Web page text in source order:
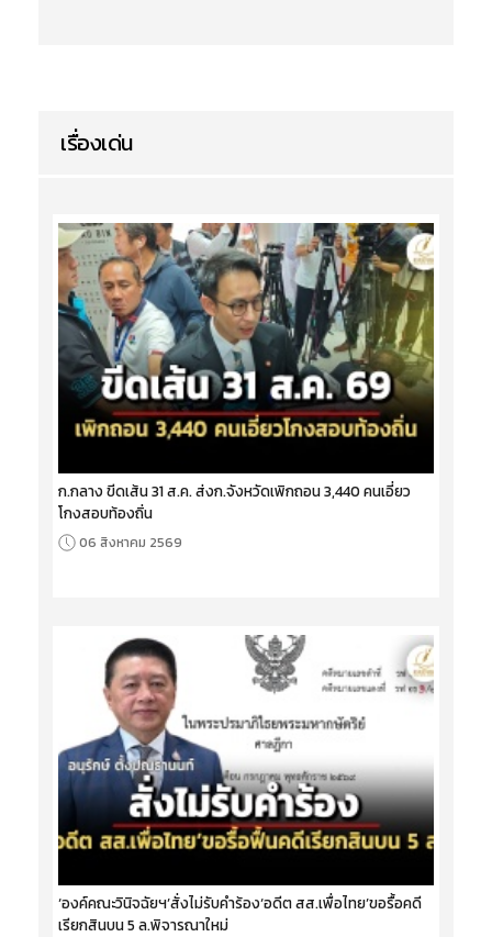
เรื่องเด่น
ก.กลาง ขีดเส้น 31 ส.ค. ส่งก.จังหวัดเพิกถอน 3,440 คนเอี่ยว
โกงสอบท้องถิ่น
06 สิงหาคม 2569
‘องค์คณะวินิจฉัยฯ’สั่งไม่รับคำร้อง‘อดีต สส.เพื่อไทย’ขอรื้อคดี
เรียกสินบน 5 ล.พิจารณาใหม่